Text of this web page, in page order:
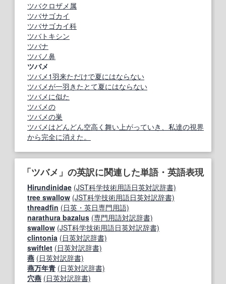
ツバクロザメ属
ツバサゴカイ
ツバサゴカイ科
ツバトキシン
ツバナ
ツバノ鼻
ツバメ
ツバメ1羽来ただけで夏にはならない
ツバメが一羽きたとて夏にはならない
ツバメに似た
ツバメの
ツバメの巣
ツバメはどんどん空高く舞い上がっていき、私達の視界
から完全に消えた。
「ツバメ」の英訳に関連した単語・英語表現
Hirundinidae (JST科学技術用語日英対訳辞書)
tree swallow (JST科学技術用語日英対訳辞書)
threadfin (日英・英日専門用語)
narathura bazalus (専門用語対訳辞書)
swallow (JST科学技術用語日英対訳辞書)
clintonia (日英対訳辞書)
swiftlet (日英対訳辞書)
燕 (日英対訳辞書)
燕万年青 (日英対訳辞書)
穴燕 (日英対訳辞書)